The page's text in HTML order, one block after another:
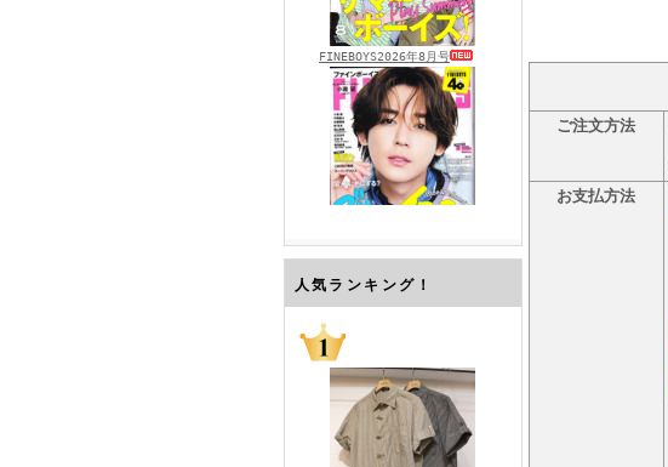
FINEBOYS2026年8月号
FINEBOYS2026年7月号
人気ランキング！
ご注文方法
お支払方法